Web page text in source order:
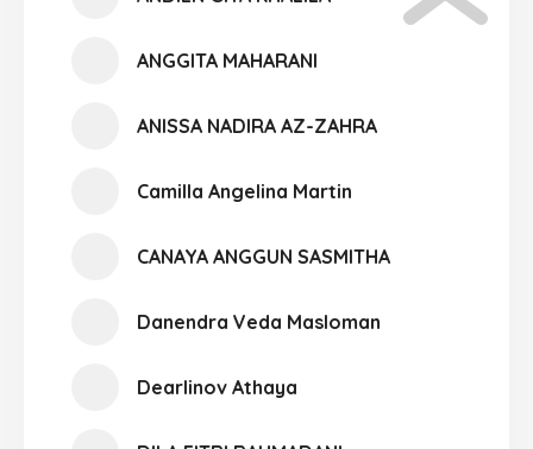
ANGGITA MAHARANI
ANISSA NADIRA AZ-ZAHRA
Camilla Angelina Martin
CANAYA ANGGUN SASMITHA
Danendra Veda Masloman
Dearlinov Athaya